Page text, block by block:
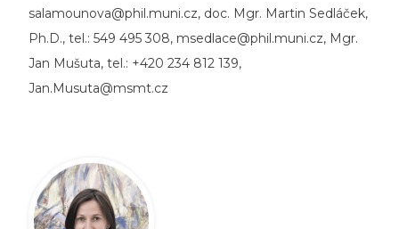
salamounova@phil.muni.cz, doc. Mgr. Martin Sedláček,
Ph.D., tel.: 549 495 308, msedlace@phil.muni.cz, Mgr.
Jan Mušuta, tel.: +420 234 812 139,
Jan.Musuta@msmt.cz